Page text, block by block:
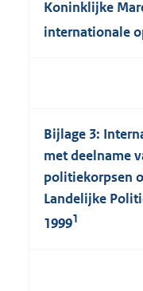
Koninklijke
internationale
Bijlage 3:
met deelname
politiekorpsen
Landelijke
19991